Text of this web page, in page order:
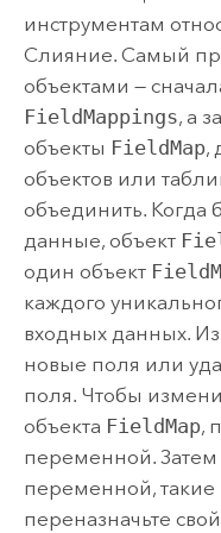
инструментам
Слияние. Самый
объектами —
FieldMappings, а
объекты FieldMap,
объектов или
объединить. Когда
данные, объект
один объект
каждого
входных данных.
новые поля или
поля. Чтобы
объекта FieldMap,
переменной. Затем
переменной, такие
переназначьте